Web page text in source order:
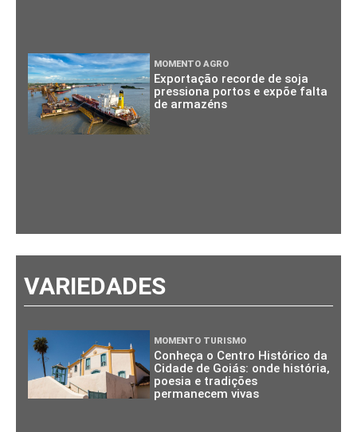
MOMENTO AGRO
Exportação recorde de soja
pressiona portos e expõe falta
de armazéns
VARIEDADES
MOMENTO TURISMO
Conheça o Centro Histórico da
Cidade de Goiás: onde história,
poesia e tradições
permanecem vivas